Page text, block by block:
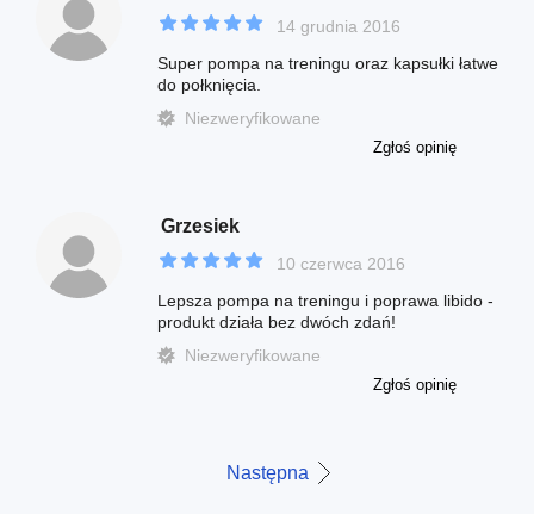
14 grudnia 2016
Super pompa na treningu oraz kapsułki łatwe
do połknięcia.
Niezweryfikowane
Zgłoś opinię
Grzesiek
10 czerwca 2016
Lepsza pompa na treningu i poprawa libido -
produkt działa bez dwóch zdań!
Niezweryfikowane
Zgłoś opinię
Następna